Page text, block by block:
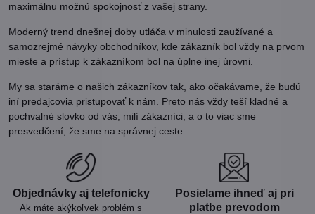
maximálnu možnú spokojnosť z vašej strany.
Moderný trend dnešnej doby utláča v minulosti zaužívané a
samozrejmé návyky obchodníkov, kde zákazník bol vždy na prvom
mieste a prístup k zákazníkom bol na úplne inej úrovni.
My sa staráme o našich zákazníkov tak, ako očakávame, že budú
iní predajcovia pristupovať k nám. Preto nás vždy teší kladné a
pochvalné slovko od vás, milí zákazníci, a o to viac sme
presvedčení, že sme na správnej ceste.
Objednávky aj telefonicky
Ak máte akýkoľvek problém s
Posielame ihneď aj pri
platbe prevodom